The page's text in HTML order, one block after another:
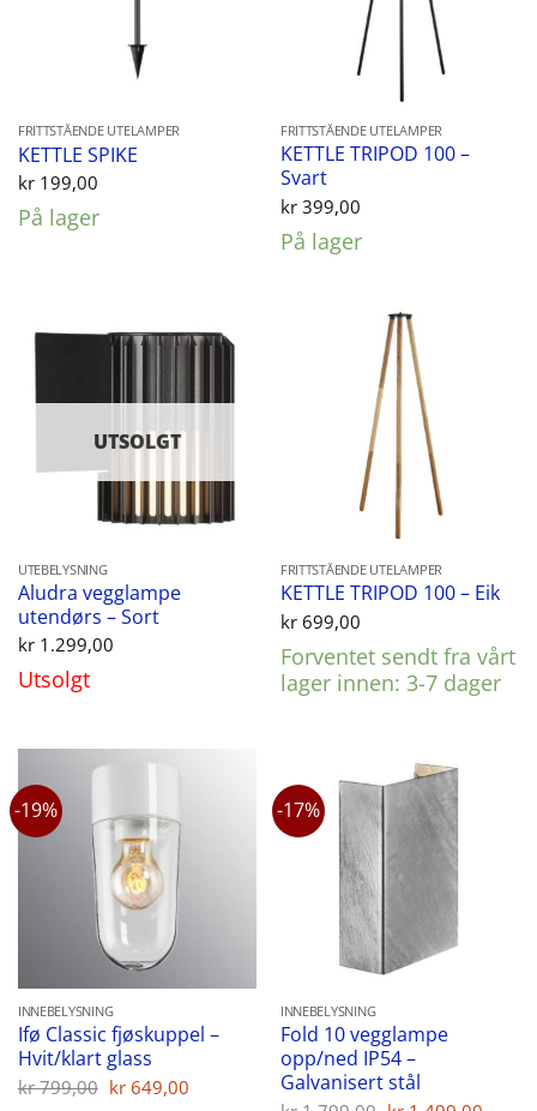
FRITTSTÅENDE UTELAMPER
KETTLE SPIKE
kr199,00
På lager
FRITTSTÅENDE UTELAMPER
KETTLE TRIPOD 100 –
Svart
kr399,00
På lager
UTSOLGT
UTEBELYSNING
Aludra vegglampe
utendørs – Sort
kr1.299,00
Utsolgt
FRITTSTÅENDE UTELAMPER
KETTLE TRIPOD 100 – Eik
kr699,00
Forventet sendt fra vårt
lager innen: 3-7 dager
-19%
INNEBELYSNING
Ifø Classic fjøskuppel –
Hvit/klart glass
kr799,00 Opprinnelig
kr 649,00 Nåværende
-17%
INNEBELYSNING
Fold 10 vegglampe
opp/ned IP54 –
Galvanisert stål